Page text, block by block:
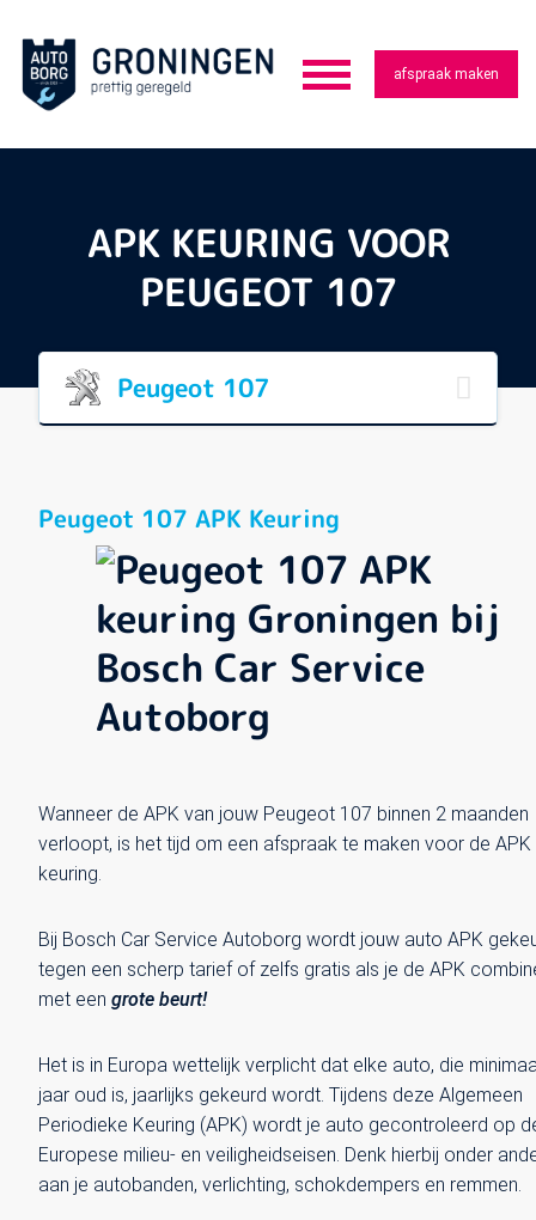
afspraak maken
APK KEURING VOOR
PEUGEOT 107
Peugeot 107
Peugeot 107 APK Keuring
Wanneer de APK van jouw Peugeot 107 binnen 2 maanden
verloopt, is het tijd om een afspraak te maken voor de APK
keuring.
Bij Bosch Car Service Autoborg wordt jouw auto APK
tegen een scherp tarief of zelfs gratis als je de APK
met een grote beurt!
Het is in Europa wettelijk verplicht dat elke auto, die
jaar oud is, jaarlijks gekeurd wordt. Tijdens deze Algemeen
Periodieke Keuring (APK) wordt je auto gecontroleerd op
Europese milieu- en veiligheidseisen. Denk hierbij onder
aan je autobanden, verlichting, schokdempers en remmen.